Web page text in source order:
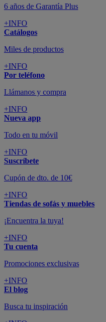
6 años de Garantía Plus
+INFO
Catálogos
Miles de productos
+INFO
Por teléfono
Llámanos y compra
+INFO
Nueva app
Todo en tu móvil
+INFO
Suscríbete
Cupón de dto. de 10€
+INFO
Tiendas de sofás y muebles
¡Encuentra la tuya!
+INFO
Tu cuenta
Promociones exclusivas
+INFO
El blog
Busca tu inspiración